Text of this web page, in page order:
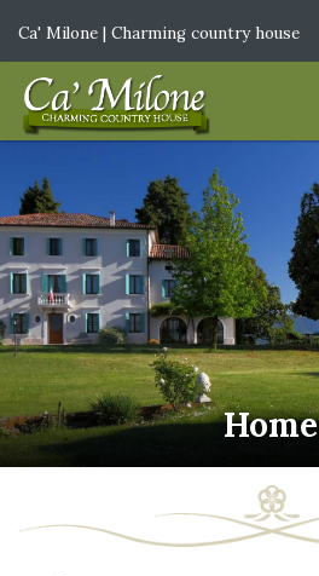
Ca' Milone | Charming country house
Home